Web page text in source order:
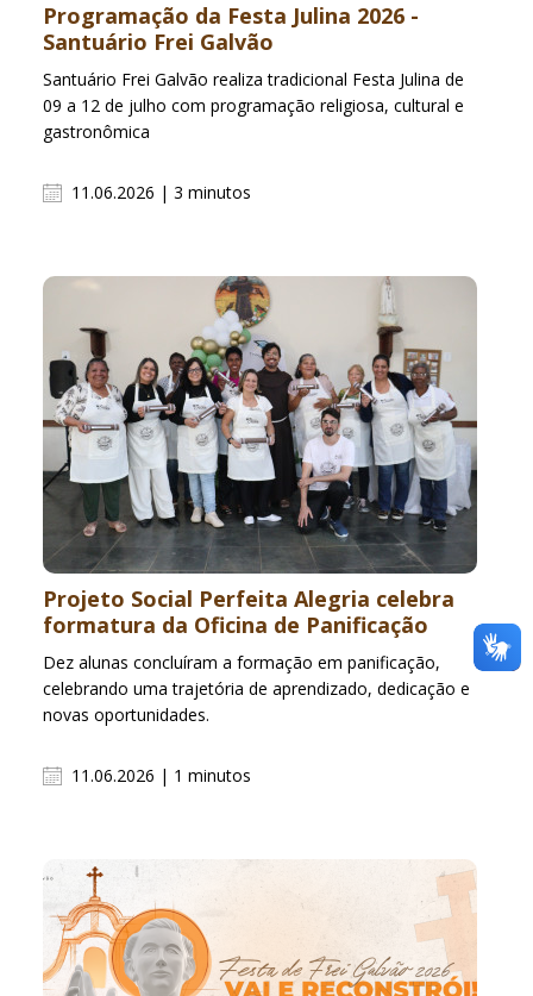
Programação da Festa Julina 2026 -
Santuário Frei Galvão
Santuário Frei Galvão realiza tradicional Festa Julina de
09 a 12 de julho com programação religiosa, cultural e
gastronômica
11.06.2026 | 3 minutos
Projeto Social Perfeita Alegria celebra
formatura da Oficina de Panificação
Dez alunas concluíram a formação em panificação,
celebrando uma trajetória de aprendizado, dedicação e
novas oportunidades.
11.06.2026 | 1 minutos